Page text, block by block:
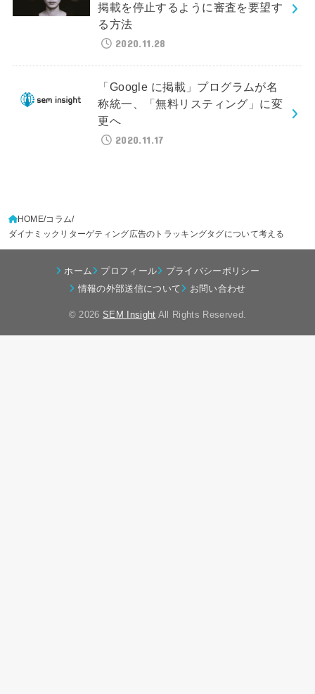
掲載を停止するように審査を要望す
る方法
2020.11.28
「Google に掲載」プログラムが名
称統一、「無料リスティング」に変
更へ
2020.11.17
HOME コラム
ダイナミックリターゲティング広告のトラッキングタグについて考える
ホーム プロフィール
プライバシーポリシー
情報の外部送信について
お問い合わせ
© 2026 SEM Insight All Rights Reserved.